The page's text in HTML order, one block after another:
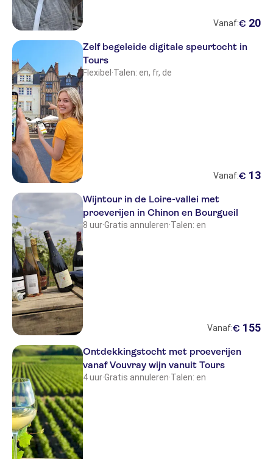
Vanaf:€ 20
Zelf begeleide digitale speurtocht in
Tours
Flexibel ·Talen: en, fr, de
Vanaf:€ 13
Wijntour in de Loire-vallei met
proeverijen in Chinon en Bourgueil
8 uur·Gratis annuleren·Talen: en
Vanaf:€ 155
Ontdekkingstocht met proeverijen
vanaf Vouvray wijn vanuit Tours
4 uur·Gratis annuleren·Talen: en